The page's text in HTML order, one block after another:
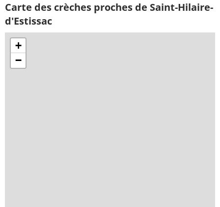
Carte des crèches proches de Saint-Hilaire-
d'Estissac
+
−